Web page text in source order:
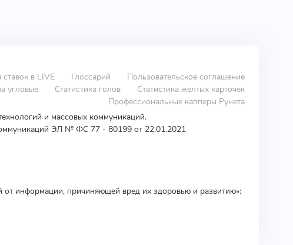
ставок в LIVE Глоссарий
Пользовательское соглашение
угловые Статистика голов
Статистика желтых карточек
Профессиональные капперы Рунета
и массовых коммуникаций.
ЭЛ № ФС 77 - 80199 от 22.01.2021
информации, причиняющей вред их здоровью и развитию»: